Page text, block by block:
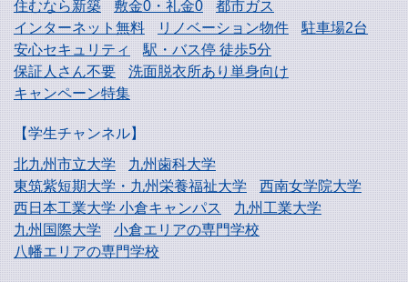
住むなら新築
敷金0・礼金0
都市ガス
インターネット無料
リノベーション物件
駐車場2台
安心セキュリティ
駅・バス停 徒歩5分
保証人さん不要
洗面脱衣所あり単身向け
キャンペーン特集
【学生チャンネル】
北九州市立大学
九州歯科大学
東筑紫短期大学・九州栄養福祉大学
西南女学院大学
西日本工業大学小倉キャンパス
九州工業大学
九州国際大学
小倉エリアの専門学校
八幡エリアの専門学校